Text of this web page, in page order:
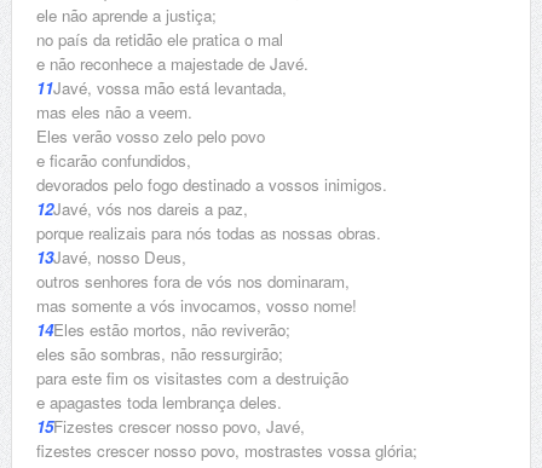
ele não aprende a justiça;
no país da retidão ele pratica o mal
e não reconhece a majestade de Javé.
11Javé, vossa mão está levantada,
mas eles não a veem.
Eles verão vosso zelo pelo povo
e ficarão confundidos,
devorados pelo fogo destinado a vossos inimigos.
12Javé, vós nos dareis a paz,
porque realizais para nós todas as nossas obras.
13Javé, nosso Deus,
outros senhores fora de vós nos dominaram,
mas somente a vós invocamos, vosso nome!
14Eles estão mortos, não reviverão;
eles são sombras, não ressurgirão;
para este fim os visitastes com a destruição
e apagastes toda lembrança deles.
15Fizestes crescer nosso povo, Javé,
fizestes crescer nosso povo, mostrastes vossa glória;